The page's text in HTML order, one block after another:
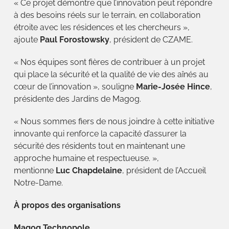
« Ce projet démontre que l’innovation peut répondre
à des besoins réels sur le terrain, en collaboration
étroite avec les résidences et les chercheurs »,
ajoute Paul Forostowsky, président de CZAME.
« Nos équipes sont fières de contribuer à un projet
qui place la sécurité et la qualité de vie des aînés au
cœur de l’innovation », souligne Marie-Josée Hince,
présidente des Jardins de Magog.
« Nous sommes fiers de nous joindre à cette initiative
innovante qui renforce la capacité d’assurer la
sécurité des résidents tout en maintenant une
approche humaine et respectueuse. »,
mentionne Luc Chapdelaine, président de l’Accueil
Notre-Dame.
À propos des organisations